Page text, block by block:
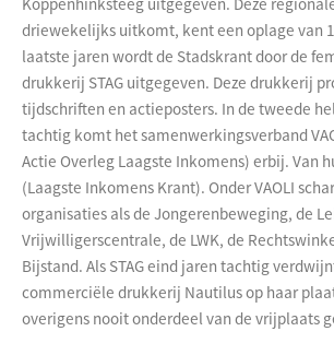
driewekelijks uitkomt, kent een oplage van
laatste jaren wordt de Stadskrant door de
drukkerij STAG uitgegeven. Deze drukkerij
tijdschriften en actieposters. In de tweede
tachtig komt het samenwerkingsverband
Actie Overleg Laagste Inkomens) erbij. Van
(Laagste Inkomens Krant). Onder VAOLI
organisaties als de Jongerenbeweging, de
Vrijwilligerscentrale, de LWK, de
Bijstand. Als STAG eind jaren tachtig
commerciële drukkerij Nautilus op haar
overigens nooit onderdeel van de vrijplaats